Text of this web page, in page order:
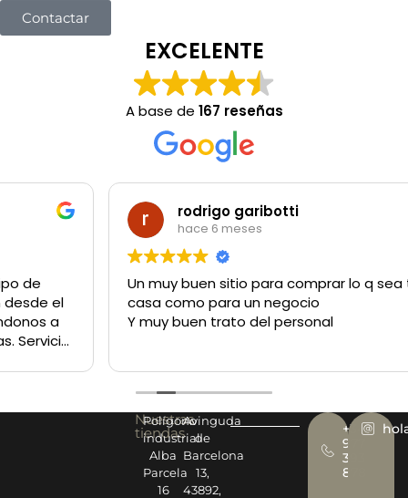
Contactar
EXCELENTE
A base de 167 reseñas
rodrigo garibotti
hace 6 meses
Un muy buen sitio para comprar lo q sea tanto para la
casa como para un negocio
Y muy buen trato del personal
Nuestras
tiendas
Polígono
industrial
Alba
Parcela
16
Avinguda
de
Barcelona
13,
43892,
+34
977
393
878